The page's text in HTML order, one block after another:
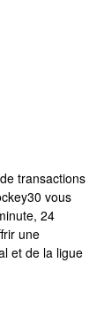
transactions
vous
24
une
et de la ligue